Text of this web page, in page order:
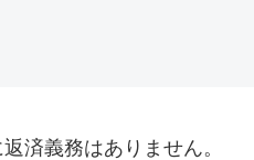
済義務はありません。